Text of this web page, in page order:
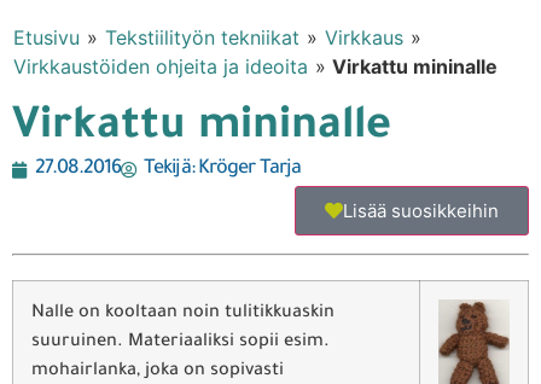
Etusivu » Tekstiilityön tekniikat » Virkkaus »
Virkkaustöiden ohjeita ja ideoita » Virkattu mininalle
Virkattu mininalle
27.08.2016 Tekijä:Kröger Tarja
Lisää suosikkeihin
Nalle on kooltaan noin tulitikkuaskin
suuruinen. Materiaaliksi sopii esim.
mohairlanka, joka on sopivasti